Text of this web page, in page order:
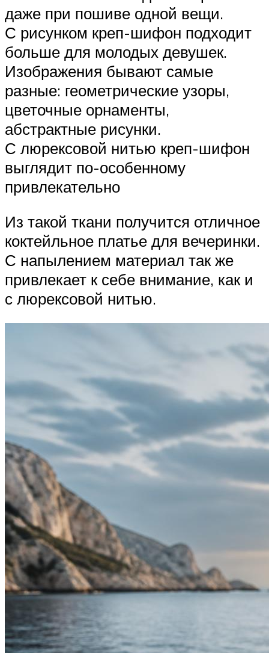
даже при пошиве одной вещи.
С рисунком креп-шифон подходит
больше для молодых девушек.
Изображения бывают самые
разные: геометрические узоры,
цветочные орнаменты,
абстрактные рисунки.
С люрексовой нитью креп-шифон
выглядит по-особенному
привлекательно
Из такой ткани получится отличное
коктейльное платье для вечеринки.
С напылением материал так же
привлекает к себе внимание, как и
с люрексовой нитью.